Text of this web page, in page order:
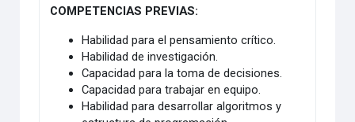
COMPETENCIAS PREVIAS:
Habilidad para el pensamiento crítico.
Habilidad de investigación.
Capacidad para la toma de decisiones.
Capacidad para trabajar en equipo.
Habilidad para desarrollar algoritmos y